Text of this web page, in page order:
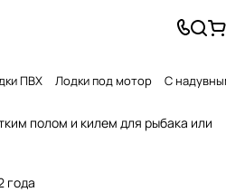
ПВХ Лодки под мотор С
полом и килем для рыбака или
года